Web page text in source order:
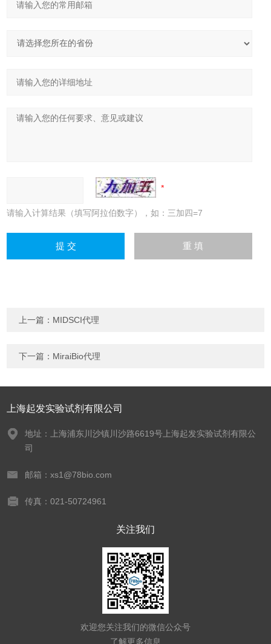
请输入计算结果（填写阿拉伯数字），如：三加四=7
上一篇： MIDSCI代理
下一篇： MiraiBio代理
上海起发实验试剂有限公司
地址：上海浦东川沙镇川沙路6619号上海起发实验试剂有限公
司
邮箱：xs1@78bio.com
传真：021-50724961
关注我们
欢迎您关注我们的微信公众号
了解更多信息